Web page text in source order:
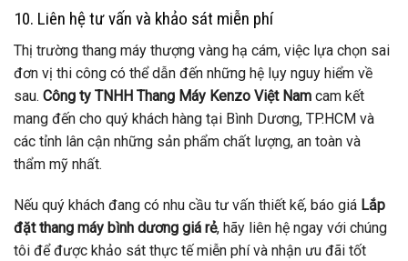
10. Liên hệ tư vấn và khảo sát miễn phí
Thị trường thang máy thượng vàng hạ cám, việc lựa chọn sai
đơn vị thi công có thể dẫn đến những hệ lụy nguy hiểm về
sau. Công ty TNHH Thang Máy Kenzo Việt Nam cam kết
mang đến cho quý khách hàng tại Bình Dương, TP.HCM và
các tỉnh lân cận những sản phẩm chất lượng, an toàn và
thẩm mỹ nhất.
Nếu quý khách đang có nhu cầu tư vấn thiết kế, báo giá Lắp
đặt thang máy bình dương giá rẻ, hãy liên hệ ngay với chúng
tôi để được khảo sát thực tế miễn phí và nhận ưu đãi tốt